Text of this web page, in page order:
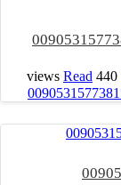
440 views
Read